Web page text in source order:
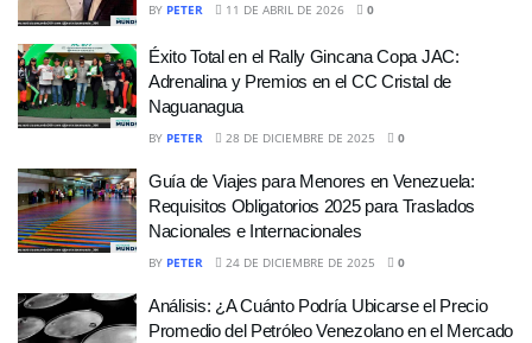
BY PETER 11 DE ABRIL DE 2026 0
Éxito Total en el Rally Gincana Copa JAC:
Adrenalina y Premios en el CC Cristal de
Naguanagua
BY PETER 28 DE DICIEMBRE DE 2025 0
Guía de Viajes para Menores en Venezuela:
Requisitos Obligatorios 2025 para Traslados
Nacionales e Internacionales
BY PETER 24 DE DICIEMBRE DE 2025 0
Análisis: ¿A Cuánto Podría Ubicarse el Precio
Promedio del Petróleo Venezolano en el Mercado